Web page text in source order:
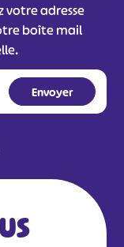
votre adresse
boîte mail